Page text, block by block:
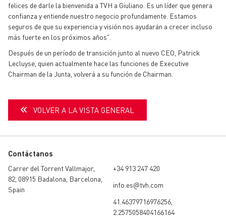
felices de darle la bienvenida a TVH a Giuliano. Es un líder que genera
confianza y entiende nuestro negocio profundamente. Estamos
seguros de que su experiencia y visión nos ayudarán a crecer incluso
más fuerte en los próximos años".
Después de un período de transición junto al nuevo CEO, Patrick
Lecluyse, quien actualmente hace las funciones de Executive
Chairman de la Junta, volverá a su función de Chairman.
VOLVER A LA VISTA GENERAL
Contáctanos
Carrer del Torrent Vallmajor,
82, 08915 Badalona, Barcelona,
Spain
+34 913 247 420
info.es@tvh.com
41.46379716976256,
2.2575058404166164